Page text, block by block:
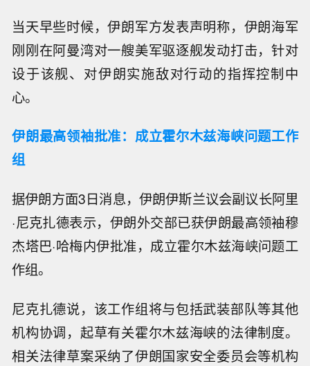
当天早些时候，伊朗军方发表声明称，伊朗海军
刚刚在阿曼湾对一艘美军驱逐舰发动打击，针对
设于该舰、对伊朗实施敌对行动的指挥控制中
心。
伊朗最高领袖批准：成立霍尔木兹海峡问题工作
组
据伊朗方面3日消息，伊朗伊斯兰议会副议长阿里
·尼克扎德表示，伊朗外交部已获伊朗最高领袖穆
杰塔巴·哈梅内伊批准，成立霍尔木兹海峡问题工
作组。
尼克扎德说，该工作组将与包括武装部队等其他
机构协调，起草有关霍尔木兹海峡的法律制度。
相关法律草案采纳了伊朗国家安全委员会等机构